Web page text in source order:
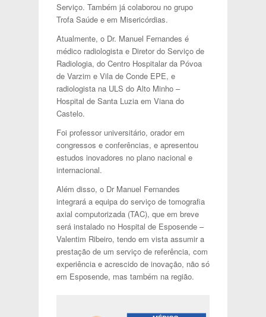
Serviço. Também já colaborou no grupo
Trofa Saúde e em Misericórdias.
Atualmente, o Dr. Manuel Fernandes é
médico radiologista e Diretor do Serviço de
Radiologia, do Centro Hospitalar da Póvoa
de Varzim e Vila de Conde EPE, e
radiologista na ULS do Alto Minho –
Hospital de Santa Luzia em Viana do
Castelo.
Foi professor universitário, orador em
congressos e conferências, e apresentou
estudos inovadores no plano nacional e
internacional.
Além disso, o Dr Manuel Fernandes
integrará a equipa do serviço de tomografia
axial computorizada (TAC), que em breve
será instalado no Hospital de Esposende –
Valentim Ribeiro, tendo em vista assumir a
prestação de um serviço de referência, com
experiência e acrescido de inovação, não só
em Esposende, mas também na região.